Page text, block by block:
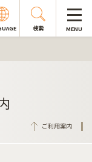
検索 MENU
ご利用案内